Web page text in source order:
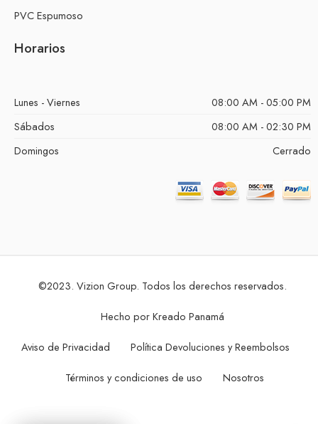
PVC Espumoso
Horarios
Lunes - Viernes
08:00 AM - 05:00 PM
Sábados
08:00 AM - 02:30 PM
Domingos
Cerrado
©2023. Vizion Group. Todos los derechos reservados.
Hecho porKreado Panamá
Aviso de Privacidad Política Devoluciones y Reembolsos
Términos y condiciones de uso Nosotros